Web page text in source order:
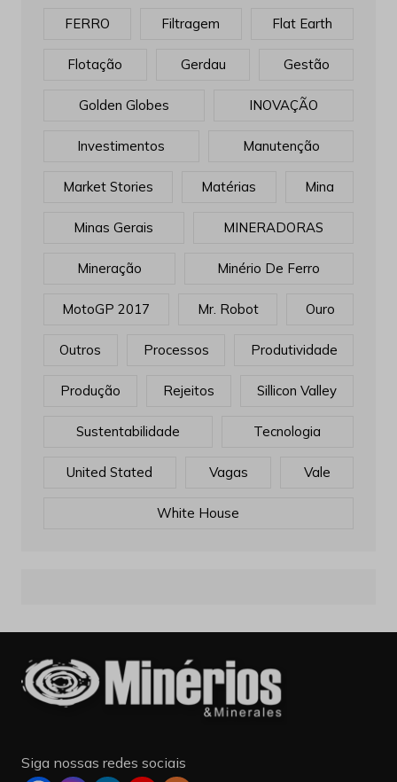
Equipamentos Escavadeiras
Exposibram Feiras E Eventos
FERRO Filtragem Flat Earth
Flotação Gestão
Golden Globes INOVAÇÃO
Investimentos Manutenção
Market Stories Matérias Mina
Minas Gerais MINERADORAS
Mineração Minério De Ferro
MotoGP 2017 Mr. Robot Ouro
Outros Processos Produtividade
Produção Rejeitos Sillicon Valley
Sustentabilidade